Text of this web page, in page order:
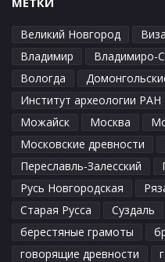
Великий Новгород
Владимир
Владимиро-
Вологда
Институт археологии РАН
Можайск
Москва
Московские древности
Переславль-Залесский
Русь Новгородская
Старая Русса
Суздаль
берестяные грамоты
говорящие древности